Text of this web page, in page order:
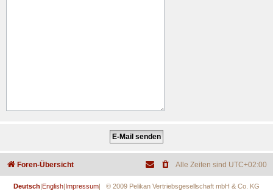
Foren-Übersicht Alle Zeiten sind UTC+02:00
Deutsch|English|Impressum| © 2009 Pelikan Vertriebsgesellschaft mbH & Co. KG